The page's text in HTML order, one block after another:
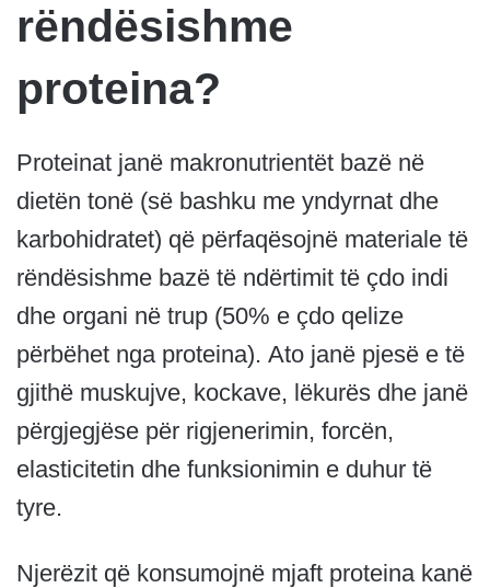
rëndësishme
proteina?
Proteinat janë makronutrientët bazë në
dietën tonë (së bashku me yndyrnat dhe
karbohidratet) që përfaqësojnë materiale të
rëndësishme bazë të ndërtimit të çdo indi
dhe organi në trup (50% e çdo qelize
përbëhet nga proteina). Ato janë pjesë e të
gjithë muskujve, kockave, lëkurës dhe janë
përgjegjëse për rigjenerimin, forcën,
elasticitetin dhe funksionimin e duhur të
tyre.
Njerëzit që konsumojnë mjaft proteina kanë